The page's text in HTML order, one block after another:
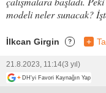
modeli neler sunacak?
İlkcan Girgin ? +
21.8.2023, 11:14(3 yıl)
+ DH'yi Favori Kaynağın Yap